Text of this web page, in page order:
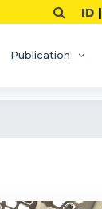
ID |
Publication